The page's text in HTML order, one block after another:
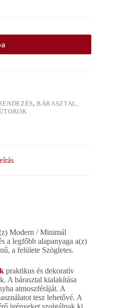
,BÁRASZTAL,
Modern / Minimál
a legfőbb alapanyaga a(z)
a felülete Szögletes.
praktikus és dekoratív
A bárasztal kialakítása
atmoszféráját. A
tesz lehetővé. A
igényeket szolgálnak ki.